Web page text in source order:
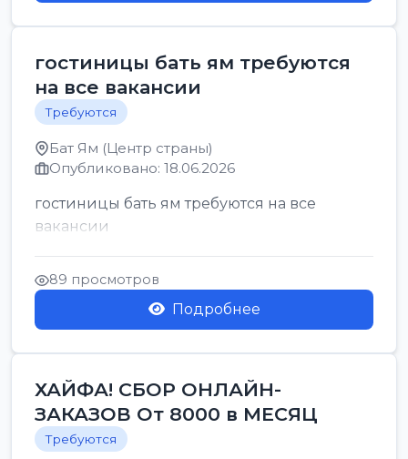
гостиницы бать ям требуются
на все вакансии
Требуются
Бат Ям (Центр страны)
Опубликовано: 18.06.2026
гостиницы бать ям требуются на все
вакансии
89 просмотров
Подробнее
ХАЙФА! СБОР ОНЛАЙН-
ЗАКАЗОВ От 8000 в МЕСЯЦ
Требуются